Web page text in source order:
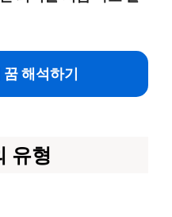
해석하기
유형